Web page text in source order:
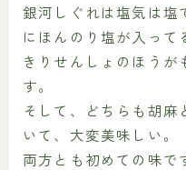
銀河しぐれは塩気は塩
にほんのり塩が入って
きりせんしょのほうが
す。
そして、どちらも胡麻
いて、大変美味しい。
両方とも初めての味で